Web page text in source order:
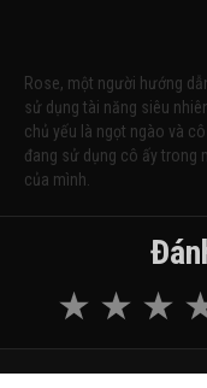
Rose, một người hướng
sử dụng tài năng siêu
chủ yếu là ngọt ngào và
đang sử dụng cô ấy trong
của mình.